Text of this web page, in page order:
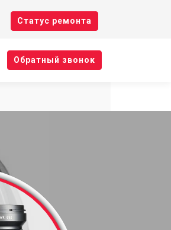
Cтатус ремонта
Oбратный звонок